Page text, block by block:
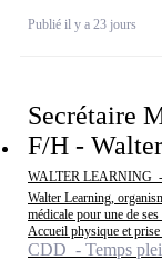
Publié il y a 23 jours
Secrétaire
F/H -
WALTER LEARNING -
Walter Learning,
médicale pour une de
Accueil physique et prise
CDD - Temps